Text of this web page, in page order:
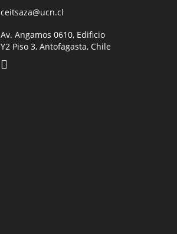
ceitsaza@ucn.cl
Av. Angamos 0610, Edificio
Y2 Piso 3, Antofagasta, Chile